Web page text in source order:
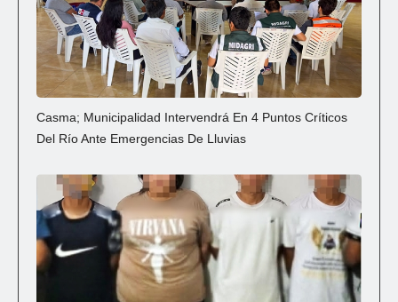
Casma; Municipalidad Intervendrá En 4 Puntos Críticos
Del Río Ante Emergencias De Lluvias